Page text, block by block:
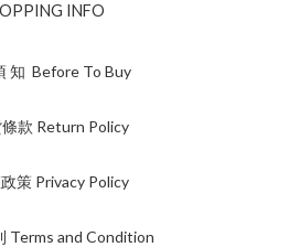
INFO
知 Before To Buy
款 Return Policy
策 Privacy Policy
Terms and Condition